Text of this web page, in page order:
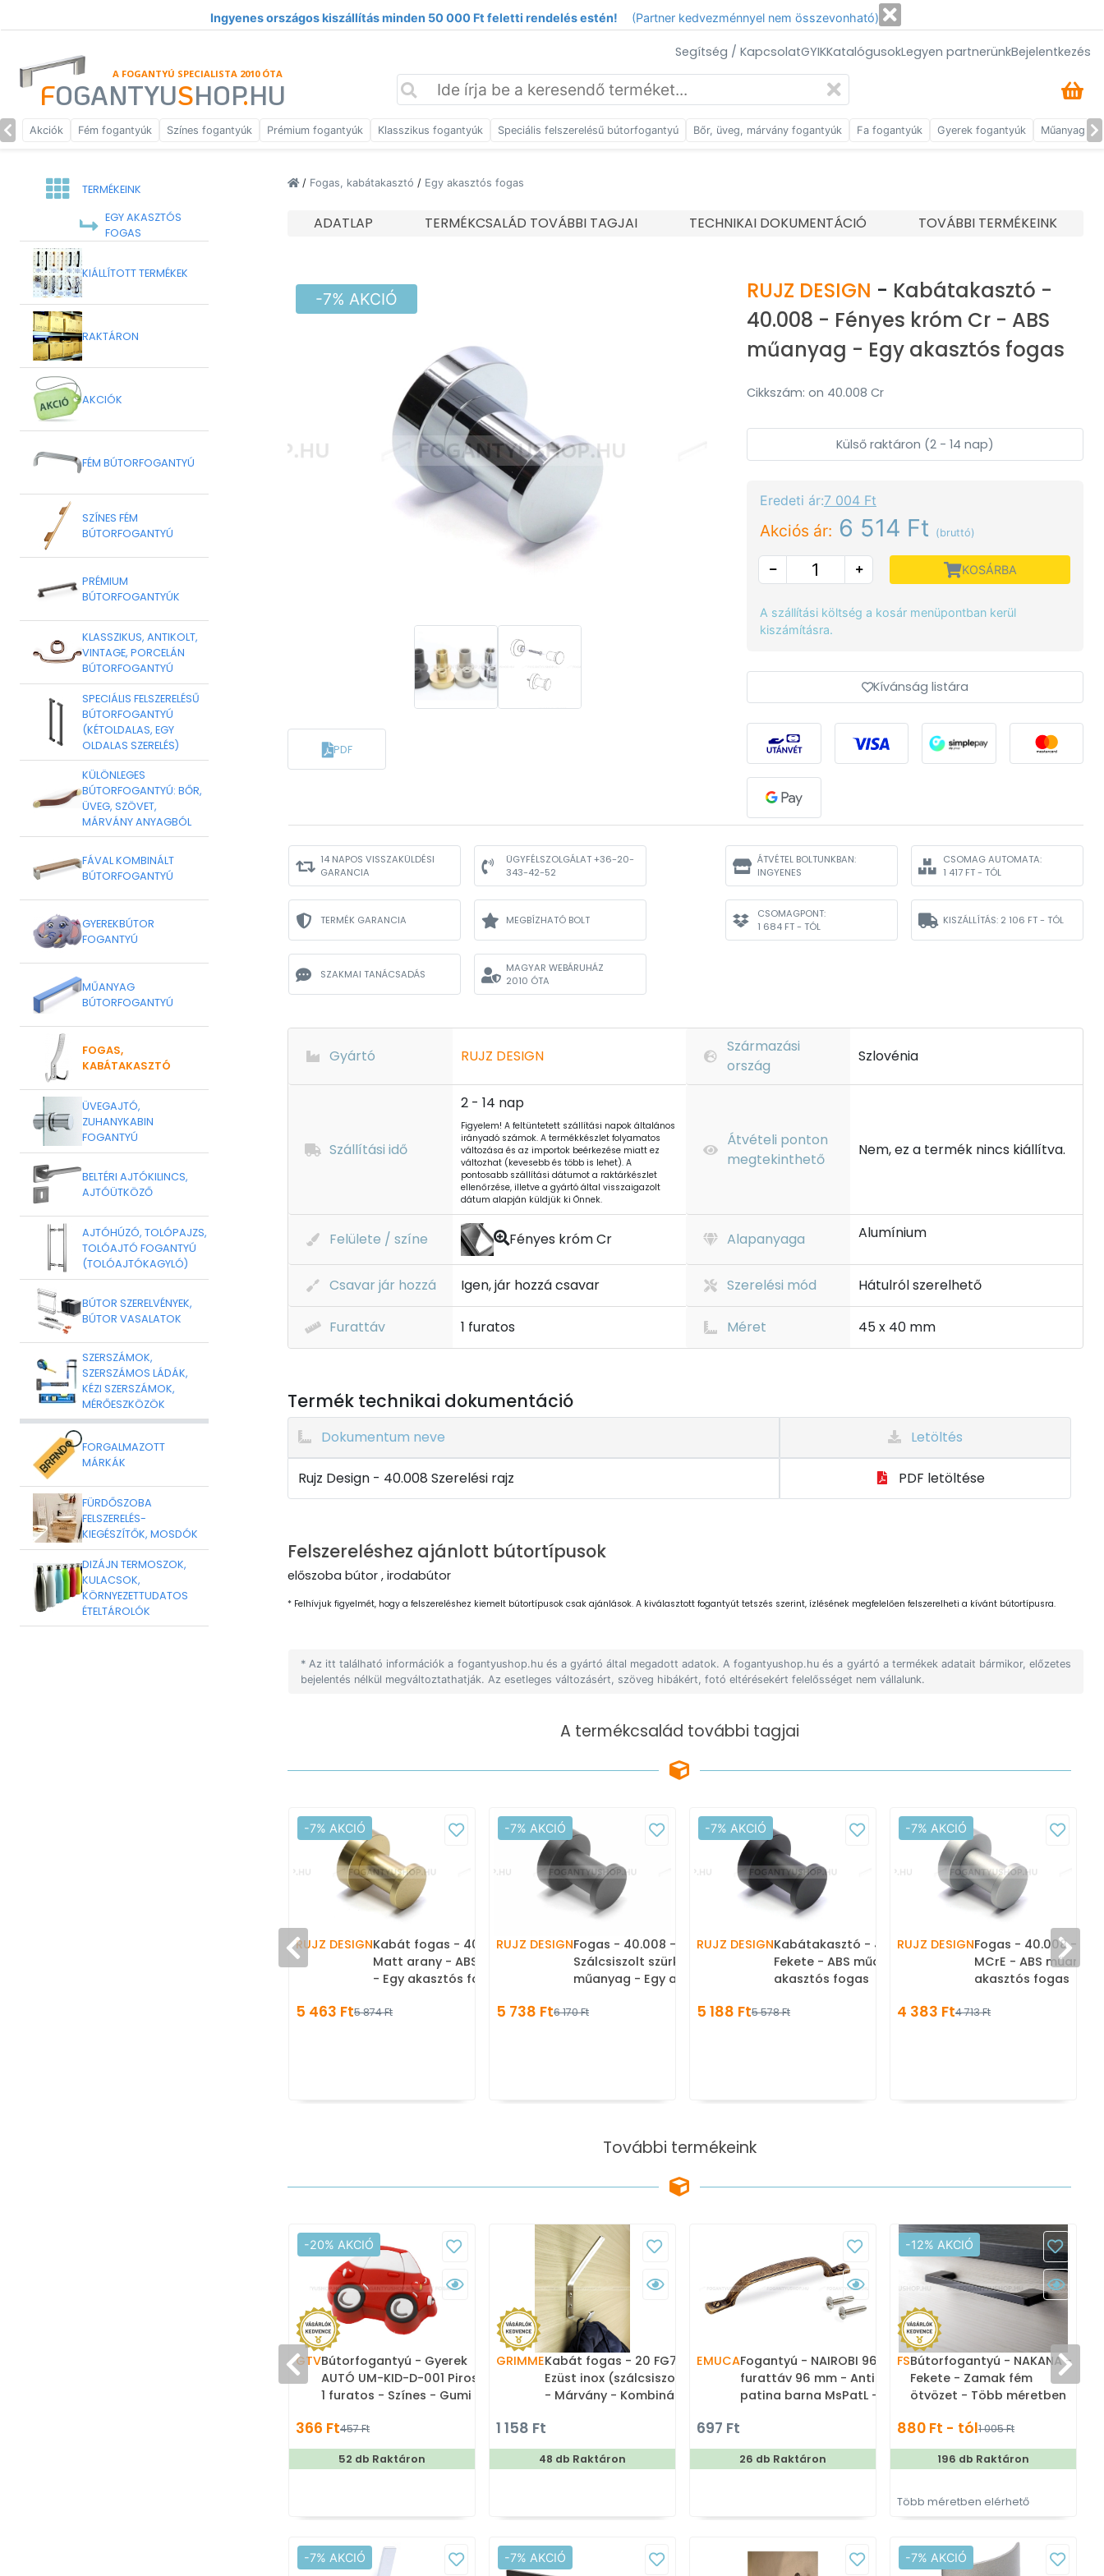
Ingyenes országos kiszállítás minden 50 000 Ft feletti rendelés estén! (Partner kedvezménnyel nem összevonható)
Segítség / KapcsolatGYIKKatalógusokLegyen partnerünkBejelentkezés
A FOGANTYÚ SPECIALISTA 2010 ÓTA
FOGANTYUSHOP.HU
Akciók Fém fogantyúk Színes fogantyúk Prémium fogantyúk Klasszikus fogantyúk Speciális felszerelésű bútorfogantyú Bőr, üveg, márvány fogantyúk Fa fogantyúk Gyerek fogantyúk Műanyag
TERMÉKEINK
EGY AKASZTÓS
FOGAS
KIÁLLÍTOTT TERMÉKEK
RAKTÁRON
AKCIÓK
FÉM BÚTORFOGANTYÚ
SZÍNES FÉM
BÚTORFOGANTYÚ
PRÉMIUM
BÚTORFOGANTYÚK
KLASSZIKUS, ANTIKOLT,
VINTAGE, PORCELÁN
BÚTORFOGANTYÚ
SPECIÁLIS FELSZERELÉSŰ
BÚTORFOGANTYÚ
(KÉTOLDALAS, EGY
OLDALAS SZERELÉS)
KÜLÖNLEGES
BÚTORFOGANTYÚ: BŐR,
ÜVEG, SZÖVET,
MÁRVÁNY ANYAGBÓL
FÁVAL KOMBINÁLT
BÚTORFOGANTYÚ
GYEREKBÚTOR
FOGANTYÚ
MŰANYAG
BÚTORFOGANTYÚ
FOGAS,
KABÁTAKASZTÓ
ÜVEGAJTÓ,
ZUHANYKABIN
FOGANTYÚ
BELTÉRI AJTÓKILINCS,
AJTÓÜTKÖZŐ
AJTÓHÚZÓ, TOLÓPAJZS,
TOLÓAJTÓ FOGANTYÚ
(TOLÓAJTÓKAGYLÓ)
BÚTOR SZERELVÉNYEK,
BÚTOR VASALATOK
SZERSZÁMOK,
SZERSZÁMOS LÁDÁK,
KÉZI SZERSZÁMOK,
MÉRŐESZKÖZÖK
FORGALMAZOTT
MÁRKÁK
FÜRDŐSZOBA
FELSZERELÉS-
KIEGÉSZÍTŐK, MOSDÓK
DIZÁJN TERMOSZOK,
KULACSOK,
KÖRNYEZETTUDATOS
ÉTELTÁROLÓK
/ Fogas, kabátakasztó / Egy akasztós fogas
ADATLAP TERMÉKCSALÁD TOVÁBBI TAGJAI TECHNIKAI DOKUMENTÁCIÓ TOVÁBBI TERMÉKEINK
-7% AKCIÓ
PDF
RUJZ DESIGN - Kabátakasztó -
40.008 - Fényes króm Cr - ABS
műanyag - Egy akasztós fogas
Cikkszám: on 40.008 Cr
Külső raktáron (2 - 14 nap)
Eredeti ár:7 004 Ft
Akciós ár: 6 514 Ft (bruttó)
KOSÁRBA
A szállítási költség a kosár menüpontban kerül
kiszámításra.
Kívánság listára
14 NAPOS VISSZAKÜLDÉSI
GARANCIA
ÜGYFÉLSZOLGÁLAT +36-20-
343-42-52
TERMÉK GARANCIA MEGBÍZHATÓ BOLT
SZAKMAI TANÁCSADÁS
MAGYAR WEBÁRUHÁZ
2010 ÓTA
ÁTVÉTEL BOLTUNKBAN:
INGYENES
CSOMAG AUTOMATA:
1 417 FT - TÓL
CSOMAGPONT:
1 684 FT - TÓL
KISZÁLLÍTÁS: 2 106 FT - TÓL
Gyártó RUJZ DESIGN
Származási
ország
Szlovénia
Szállítási idő
2 - 14 nap
Figyelem! A feltüntetett szállítási napok általános
irányadó számok. A termékkészlet folyamatos
változása és az importok beérkezése miatt ez
változhat (kevesebb és több is lehet). A
pontosabb szállítási dátumot a raktárkészlet
ellenőrzése, illetve a gyártó által visszaigazolt
dátum alapján küldjük ki Önnek.
Átvételi ponton
megtekinthető
Nem, ez a termék nincs kiállítva.
Felülete / színe Fényes króm Cr Alapanyaga Alumínium
Csavar jár hozzá Igen, jár hozzá csavar Szerelési mód Hátulról szerelhető
Furattáv 1 furatos Méret 45 x 40 mm
Termék technikai dokumentáció
Dokumentum neve Letöltés
Rujz Design - 40.008 Szerelési rajz PDF letöltése
Felszereléshez ajánlott bútortípusok
előszoba bútor , irodabútor
* Felhívjuk figyelmét, hogy a felszereléshez kiemelt bútortípusok csak ajánlások. A kiválasztott fogantyút tetszés szerint, ízlésének megfelelően felszerelheti a kívánt bútortípusra.
* Az itt található információk a fogantyushop.hu és a gyártó által megadott adatok. A fogantyushop.hu és a gyártó a termékek adatait bármikor, előzetes
bejelentés nélkül megváltoztathatják. Az esetleges változásért, szöveg hibákért, fotó eltérésekért felelősséget nem vállalunk.
A termékcsalád további tagjai
-7% AKCIÓ
RUJZ DESIGNKabát fogas - 40.008 -
Matt arany - ABS műanyag
- Egy akasztós fogas
5 463 Ft5 874 Ft
-7% AKCIÓ
RUJZ DESIGNFogas - 40.008 -
Szálcsiszolt szürke - ABS
műanyag - Egy akasztós
5 738 Ft6 170 Ft
-7% AKCIÓ
RUJZ DESIGNKabátakasztó - 40.008 -
Fekete - ABS műanyag - Egy
akasztós fogas
5 188 Ft5 578 Ft
-7% AKCIÓ
RUJZ DESIGNFogas - 40.008 -
MCrE - ABS
akasztós fogas
4 383 Ft4 713 Ft
További termékeink
-20% AKCIÓ
GTVBútorfogantyú - Gyerek
AUTÓ UM-KID-D-001 Piros -
1 furatos - Színes - Gumi -
fogantyú
366 Ft457 Ft
52 db Raktáron
GRIMMEKabát fogas - 20 FG75105 -
Ezüst inox (szálcsiszolt) SNiL
- Márvány - Kombinált,
1 158 Ft
48 db Raktáron
EMUCAFogantyú - NAIROBI 96 -
furattáv 96 mm - Antik
patina barna MsPatL -
fém bútorfogantyú
697 Ft
26 db Raktáron
-12% AKCIÓ
FSBútorfogantyú - NAKANA -
Fekete - Zamak fém
ötvözet - Több méretben
bútorfogantyú
880 Ft - tól1 005 Ft
196 db Raktáron
Több méretben elérhető
-7% AKCIÓ -7% AKCIÓ -7% AKCIÓ